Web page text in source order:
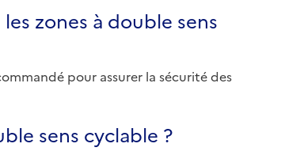
zones à double sens
pour assurer la sécurité des
sens cyclable ?